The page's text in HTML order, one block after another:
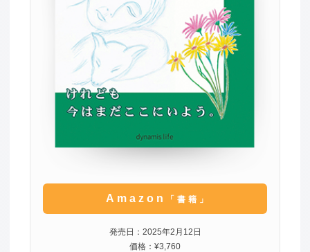
Amazon 「書籍」
発売日：2025年2月12日
価格：¥3,760